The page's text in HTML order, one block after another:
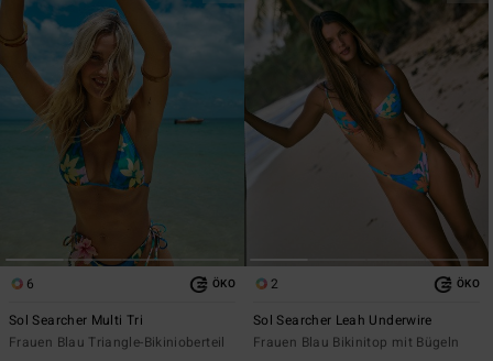
6 ÖKO
Sol Searcher Multi Tri
Frauen Blau Triangle-Bikinioberteil
2 ÖKO
Sol Searcher Leah Underwire
Frauen Blau Bikinitop mit Bügeln